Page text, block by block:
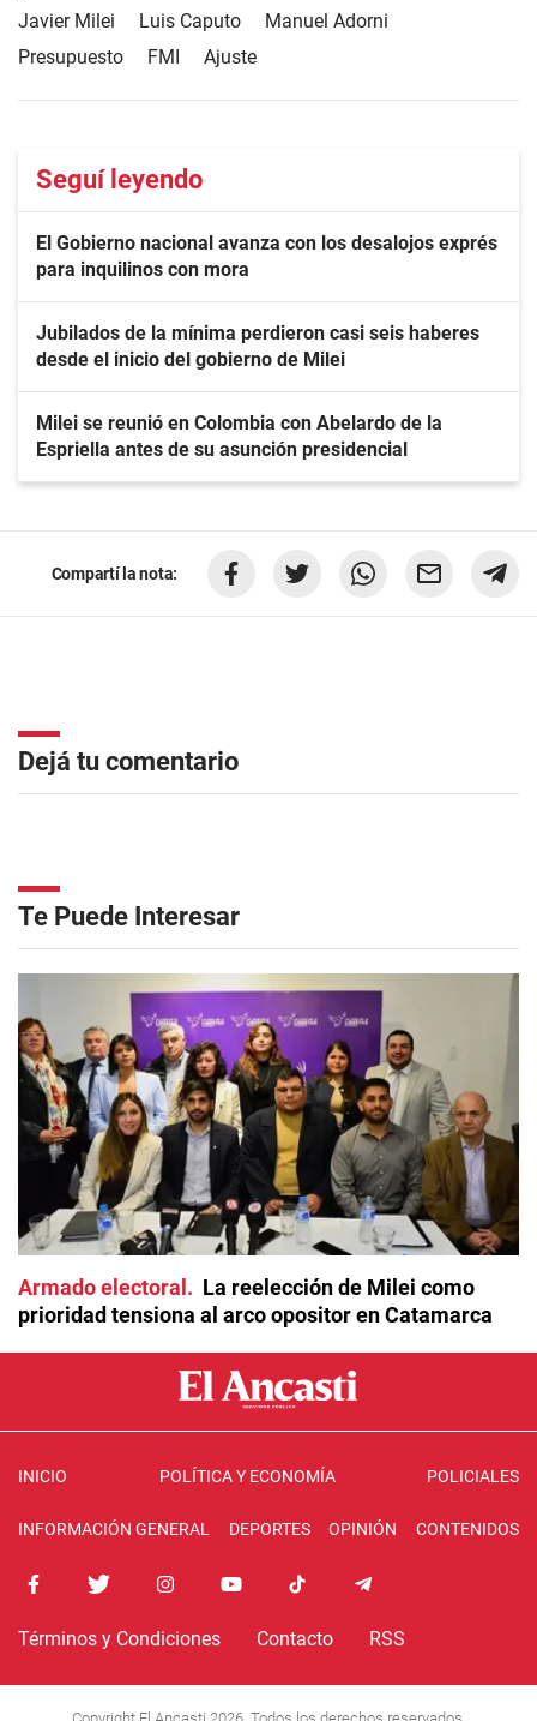
Javier Milei
Luis Caputo
Manuel Adorni
Presupuesto
FMI Ajuste
Seguí leyendo
El Gobierno nacional avanza con los desalojos exprés
para inquilinos con mora
Jubilados de la mínima perdieron casi seis haberes
desde el inicio del gobierno de Milei
Milei se reunió en Colombia con Abelardo de la
Espriella antes de su asunción presidencial
Compartí la nota:
Dejá tu comentario
Te Puede Interesar
Armado electoral
La reelección de Milei como
prioridad tensiona al arco opositor en Catamarca
INICIO POLÍTICA Y ECONOMÍA POLICIALES
INFORMACIÓN GENERAL DEPORTES OPINIÓN CONTENIDOS
Términos y Condiciones Contacto RSS